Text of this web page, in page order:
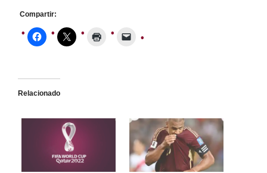
Compartir:
Relacionado